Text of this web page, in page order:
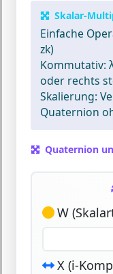
Skalar-
Einfache
zk)
Kommutativ:
oder rechts
Skalierung:
Quaternion
Quaternion
W
X (i-